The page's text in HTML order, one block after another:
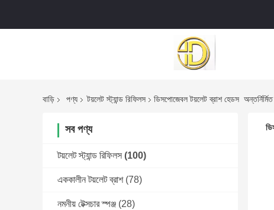
বাড়ি পণ্য টয়লেট স্ট্যান্ড রিফিলস ডিসপোজেবল টয়লেট ব্রাশ হেডস
সব পণ্য
টয়লেট স্ট্যান্ড রিফিলস (100)
এককালীন টয়লেট ব্রাশ (78)
নমনীয় টেক্সচার স্পঞ্জ (28)